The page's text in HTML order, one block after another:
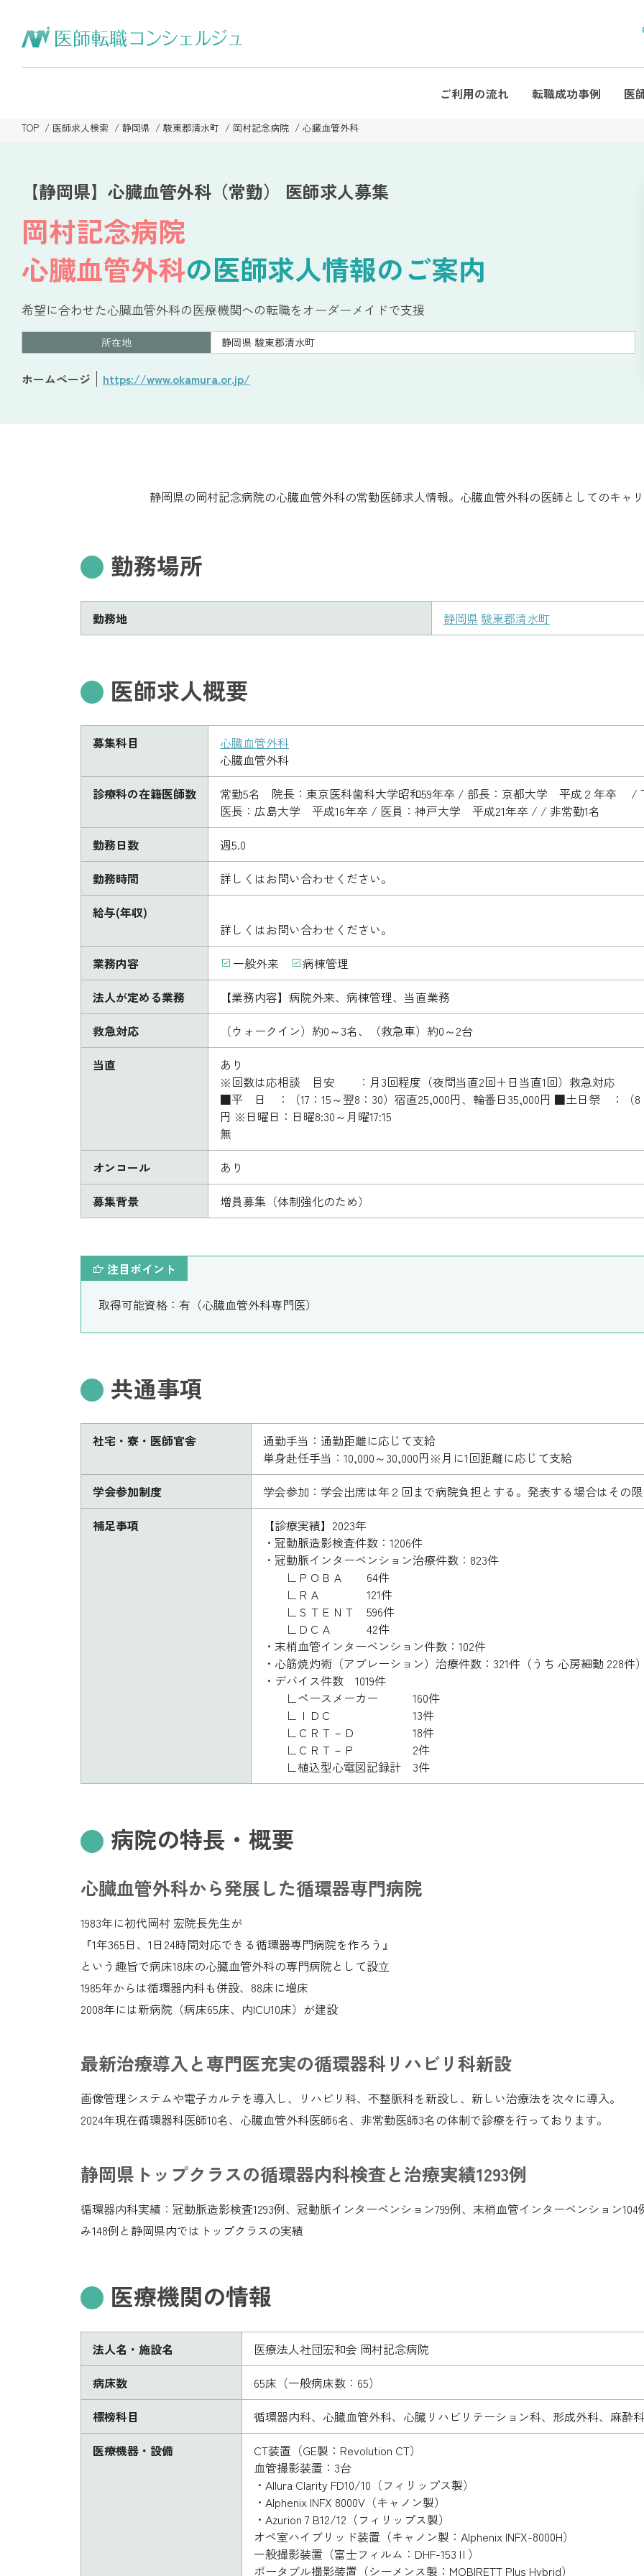
ご利用の流れ 転職成功事例 医
TOP 医師求人検索 静岡県 駿東郡清水町 岡村記念病院 心臓血管外科
【静岡県】心臓血管外科（常勤） 医師求人募集
岡村記念病院
心臓血管外科の医師求人情報のご案内
希望に合わせた心臓血管外科の医療機関への転職をオーダーメイドで支援
所在地 静岡県 駿東郡清水町
ホームページ https://www.okamura.or.jp/
静岡県の岡村記念病院の心臓血管外科の常勤医師求人情報。心臓血管外科の医師としてのキャ
勤務場所
勤務地 静岡県 駿東郡清水町
医師求人概要
募集科目
心臓血管外科
心臓血管外科
診療科の在籍医師数
常勤5名 院長：東京医科歯科大学昭和59年卒 / 部長：京都大学 平成２年卒 /
医長：広島大学 平成16年卒 / 医員：神戸大学 平成21年卒 / / 非常勤1名
勤務日数
週5.0
勤務時間
詳しくはお問い合わせください。
給与(年収)
詳しくはお問い合わせください。
業務内容
一般外来
病棟管理
法人が定める業務
【業務内容】病院外来、病棟管理、当直業務
救急対応
（ウォークイン）約0～3名、（救急車）約0～2台
当直
あり
※回数は応相談 目安 ：月3回程度（夜間当直2回＋日当直1回）救急対応
■平 日 ：（17：15～翌8：30）宿直25,000円、輪番日35,000円 ■土日祭 ：（8
円 ※日曜日：日曜8:30～月曜17:15
無
オンコール
あり
募集背景
増員募集（体制強化のため）
注目ポイント
取得可能資格：有（心臓血管外科専門医）
共通事項
社宅・寮・医師官舎
通勤手当：通勤距離に応じて支給
単身赴任手当：10,000～30,000円※月に1回距離に応じて支給
学会参加制度
学会参加：学会出席は年２回まで病院負担とする。発表する場合はその
補足事項
【診療実績】2023年
・冠動脈造影検査件数：1206件
・冠動脈インターベンション治療件数：823件
∟ＰＯＢＡ 64件
∟ＲＡ 121件
∟ＳＴＥＮＴ 596件
∟ＤＣＡ 42件
・末梢血管インターベンション件数：102件
・心筋焼灼術（アブレーション）治療件数：321件（うち 心房細動 228件
・デバイス件数 1019件
∟ペースメーカー 160件
∟ＩＤＣ 13件
∟ＣＲＴ－Ｄ 18件
∟ＣＲＴ－Ｐ 2件
∟植込型心電図記録計 3件
病院の特長・概要
心臓血管外科から発展した循環器専門病院
1983年に初代岡村 宏院長先生が
『1年365日、1日24時間対応できる循環器専門病院を作ろう』
という趣旨で病床18床の心臓血管外科の専門病院として設立
1985年からは循環器内科も併設、88床に増床
2008年には新病院（病床65床、内ICU10床）が建設
最新治療導入と専門医充実の循環器科リハビリ科新設
画像管理システムや電子カルテを導入し、リハビリ科、不整脈科を新設し、新しい治療法を次々に導入。
2024年現在循環器科医師10名、心臓血管外科医師6名、非常勤医師3名の体制で診療を行っております。
静岡県トップクラスの循環器内科検査と治療実績1293例
循環器内科実績：冠動脈造影検査1293例、冠動脈インターベンション799例、末梢血管インターベンション
み148例と静岡県内ではトップクラスの実績
医療機関の情報
法人名・施設名
医療法人社団宏和会 岡村記念病院
病床数
65床（一般病床数：65）
標榜科目
循環器内科、心臓血管外科、心臓リハビリテーション科、形成外科、麻酔科
医療機器・設備
CT装置（GE製：Revolution CT）
血管撮影装置：3台
・Allura Clarity FD10/10（フィリップス製）
・Alphenix INFX 8000V（キャノン製）
・Azurion 7 B12/12（フィリップス製）
オペ室ハイブリッド装置（キャノン製：Alphenix INFX-8000H）
一般撮影装置（富士フィルム：DHF-153Ⅱ）
ポータブル撮影装置（シーメンス製：MOBIRETT Plus Hybrid）